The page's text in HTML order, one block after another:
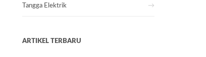
Tangga Elektrik
ARTIKEL TERBARU